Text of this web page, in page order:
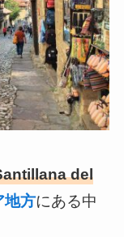
del
地方にある中